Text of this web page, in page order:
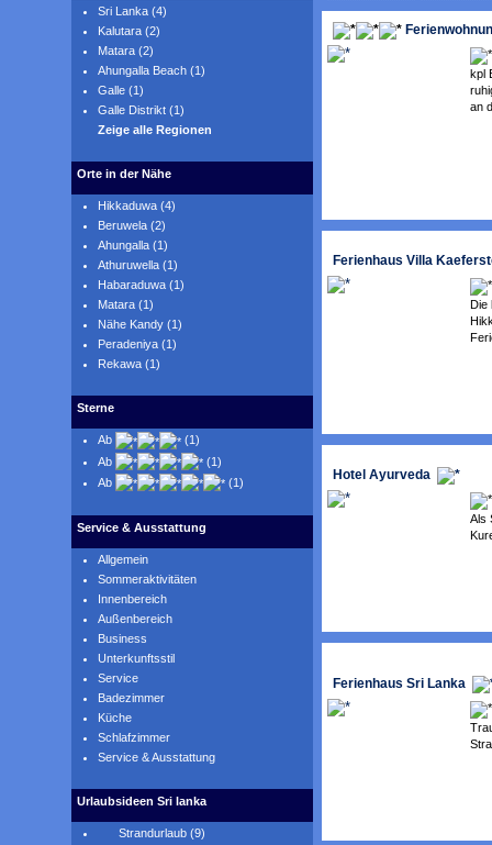
Sri Lanka (4)
Kalutara (2)
Matara (2)
Ahungalla Beach (1)
Galle (1)
Galle Distrikt (1)
Zeige alle Regionen
Orte in der Nähe
Hikkaduwa (4)
Beruwela (2)
Ahungalla (1)
Athuruwella (1)
Habaraduwa (1)
Matara (1)
Nähe Kandy (1)
Peradeniya (1)
Rekawa (1)
Sterne
Ab
(1)
Ab
(1)
Ab
(1)
Service & Ausstattung
Allgemein
Sommeraktivitäten
Innenbereich
Außenbereich
Business
Unterkunftsstil
Service
Badezimmer
Küche
Schlafzimmer
Service & Ausstattung
Urlaubsideen Sri lanka
Strandurlaub (9)
kpl
an
Ferienhaus Villa
Die
Hotel Ayurveda
Als
Ferienhaus Sri Lanka